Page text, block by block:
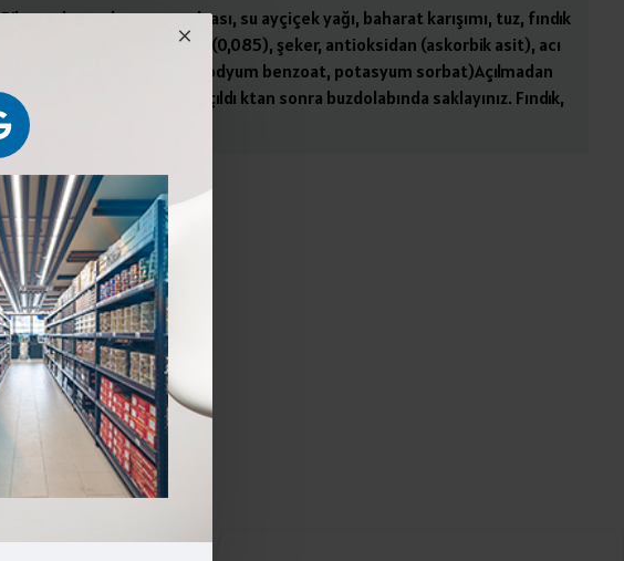
Biber salçası, domates salçası, su ayçiçek yağı, baharat karışımı, tuz, fındık
(%5), ceviz (%2), sarımsak (0,085), şeker, antioksidan (askorbik asit), acı
biber ekstraktı, koruyucu sodyum benzoat, potasyum sorbat)Açılmadan
önce serin ve kuru yerde, açıldı ktan sonra buzdolabında saklayınız. Fındık,
ceviz içerir.